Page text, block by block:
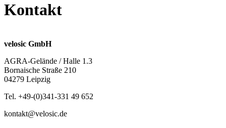
Kontakt
velosic GmbH
AGRA-Gelände / Halle 1.3
Bornaische Straße 210
04279 Leipzig
Tel. +49-(0)341-331 49 652
kontakt@velosic.de